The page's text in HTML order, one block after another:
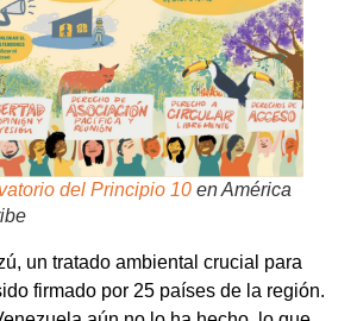
del Principio 10 en América
un tratado ambiental crucial para
firmado por 25 países de la región.